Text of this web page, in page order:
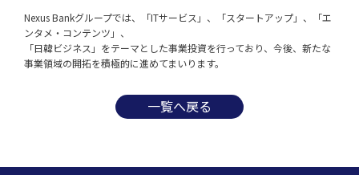
Nexus Bankグループでは、「ITサービス」、「スタートアップ」、「エ
ンタメ・コンテンツ」、
「日韓ビジネス」をテーマとした事業投資を行っており、今後、新たな
事業領域の開拓を積極的に進めてまいります。
一覧へ戻る